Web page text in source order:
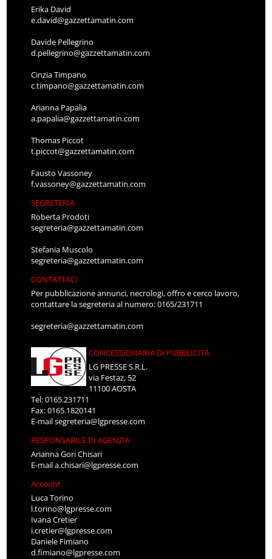
Erika David
e.david@gazzettamatin.com
Davide Pellegrino
d.pellegrino@gazzettamatin.com
Cinzia Timpano
c.timpano@gazzettamatin.com
Arianna Papalia
a.papalia@gazzettamatin.com
Thomas Piccot
t.piccot@gazzettamatin.com
Fausto Vassoney
f.vassoney@gazzettamatin.com
SEGRETERIA
Roberta Prodoti
segreteria@gazzettamatin.com
Stefania Muscolo
segreteria@gazzettamatin.com
CONTATTACI
Per pubblicazione annunci, necrologi, offro e cerco lavoro,
contattare la segreteria al numero: 0165/231711
segreteria@gazzettamatin.com
CONCESSIONARIA DI PUBBLICITÀ
LG PRESSE S.R.L.
via Festaz, 52
11100 AOSTA
Tel: 0165.231711
Fax: 0165.1820141
E-mailsegreteria@lgpresse.com
RESPONSABILE DI AGENZIA
Arianna Gori Chisari
E-maila.chisari@lgpresse.com
Account
Luca Torino
l.torino@lgpresse.com
Ivana Cretier
i.cretier@lgpresse.com
Daniele Fimiano
d.fimiano@lgpresse.com